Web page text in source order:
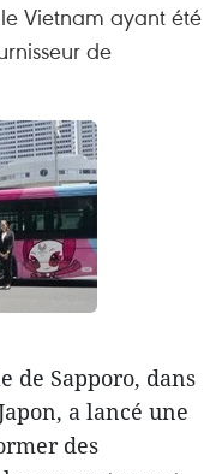
Vietnam ayant été
de
de Sapporo, dans
a lancé une
des